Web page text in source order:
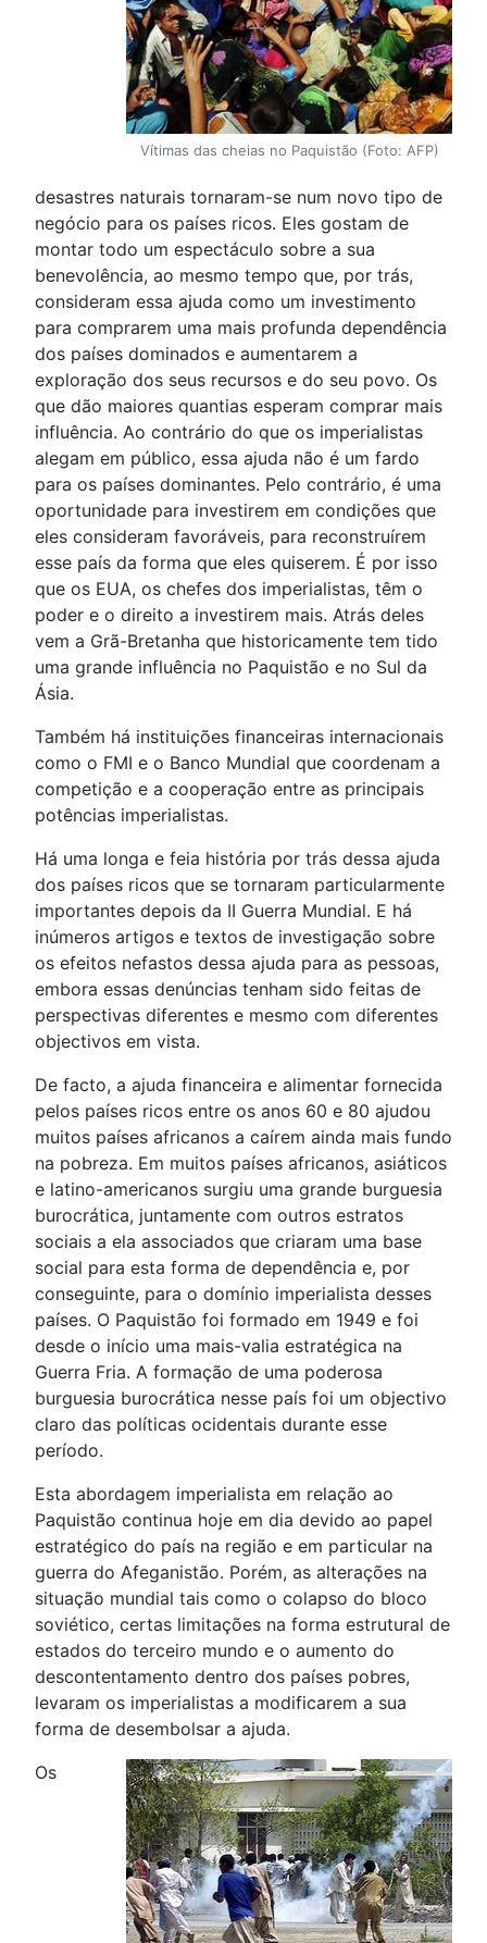
Vítimas das cheias no Paquistão (Foto: AFP)
desastres naturais tornaram-se num novo tipo de
negócio para os países ricos. Eles gostam de
montar todo um espectáculo sobre a sua
benevolência, ao mesmo tempo que, por trás,
consideram essa ajuda como um investimento
para comprarem uma mais profunda dependência
dos países dominados e aumentarem a
exploração dos seus recursos e do seu povo. Os
que dão maiores quantias esperam comprar mais
influência. Ao contrário do que os imperialistas
alegam em público, essa ajuda não é um fardo
para os países dominantes. Pelo contrário, é uma
oportunidade para investirem em condições que
eles consideram favoráveis, para reconstruírem
esse país da forma que eles quiserem. É por isso
que os EUA, os chefes dos imperialistas, têm o
poder e o direito a investirem mais. Atrás deles
vem a Grã-Bretanha que historicamente tem tido
uma grande influência no Paquistão e no Sul da
Ásia.
Também há instituições financeiras internacionais
como o FMI e o Banco Mundial que coordenam a
competição e a cooperação entre as principais
potências imperialistas.
Há uma longa e feia história por trás dessa ajuda
dos países ricos que se tornaram particularmente
importantes depois da II Guerra Mundial. E há
inúmeros artigos e textos de investigação sobre
os efeitos nefastos dessa ajuda para as pessoas,
embora essas denúncias tenham sido feitas de
perspectivas diferentes e mesmo com diferentes
objectivos em vista.
De facto, a ajuda financeira e alimentar fornecida
pelos países ricos entre os anos 60 e 80 ajudou
muitos países africanos a caírem ainda mais fundo
na pobreza. Em muitos países africanos, asiáticos
e latino-americanos surgiu uma grande burguesia
burocrática, juntamente com outros estratos
sociais a ela associados que criaram uma base
social para esta forma de dependência e, por
conseguinte, para o domínio imperialista desses
países. O Paquistão foi formado em 1949 e foi
desde o início uma mais-valia estratégica na
Guerra Fria. A formação de uma poderosa
burguesia burocrática nesse país foi um objectivo
claro das políticas ocidentais durante esse
período.
Esta abordagem imperialista em relação ao
Paquistão continua hoje em dia devido ao papel
estratégico do país na região e em particular na
guerra do Afeganistão. Porém, as alterações na
situação mundial tais como o colapso do bloco
soviético, certas limitações na forma estrutural de
estados do terceiro mundo e o aumento do
descontentamento dentro dos países pobres,
levaram os imperialistas a modificarem a sua
forma de desembolsar a ajuda.
Os